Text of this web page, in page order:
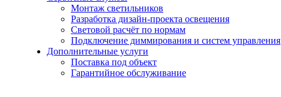
Монтаж светильников
Разработка дизайн-проекта освещения
Световой расчёт по нормам
Подключение диммирования и систем управления
Дополнительные услуги
Поставка под объект
Гарантийное обслуживание